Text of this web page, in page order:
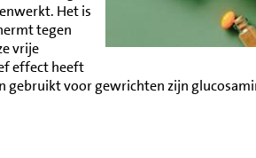
Het is
tegen
vrije
effect heeft
voor gewrichten zijn